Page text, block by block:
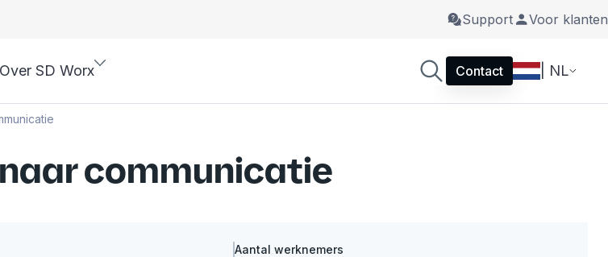
Support Voor klanten
Over SD Worx Contact | NL
communicatie
Aantal werknemers